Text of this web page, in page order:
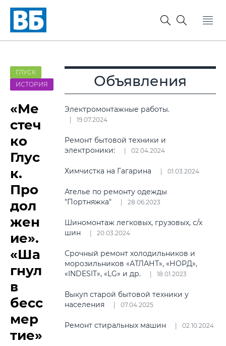
ГЛУСК
ИСТОРИЯ
«Ме
стеч
ко
Глус
к.
Про
дол
жен
ие».
«Ша
гнул
в
бесс
мер
тие»
Объявления
Электромонтажные работы.
19.07.2024
Ремонт бытовой техники и
электроники:
02.04.2024
Химчистка на Гагарина 01.03.2024
Ателье по ремонту одежды
"Портняжка"
28.06.2023
Шиномонтаж легковых, грузовых, с/х
шин
20.03.2024
Срочный ремонт холодильников и
морозильников «АТЛАНТ», «НОРД»,
«INDESIT», «LG» и др.
18.01.2023
Выкуп старой бытовой техники у
населения
07.04.2025
Ремонт стиральных машин 02.10.2024